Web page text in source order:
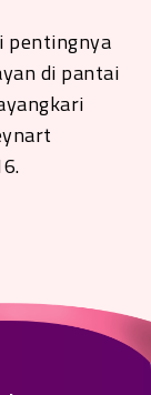
pentingnya
di pantai